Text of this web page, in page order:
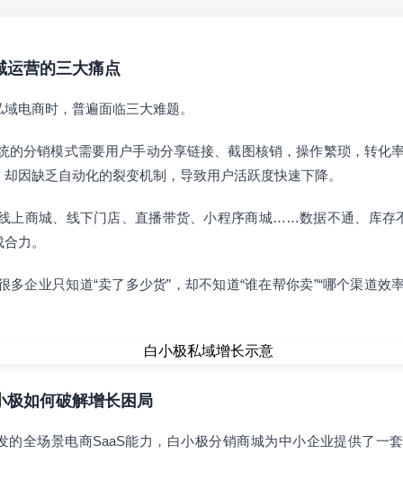
运营的三大痛点
电商时，普遍面临三大难题。
的分销模式需要用户手动分享链接、截图核销，操作繁琐，转化
因缺乏自动化的裂变机制，导致用户活跃度快速下降。
上商城、线下门店、直播带货、小程序商城……数据不通、库存
力。
多企业只知道“卖了多少货”，却不知道“谁在帮你卖”“哪个渠道效
极如何破解增长困局
的全场景电商SaaS能力，白小极分销商城为中小企业提供了一